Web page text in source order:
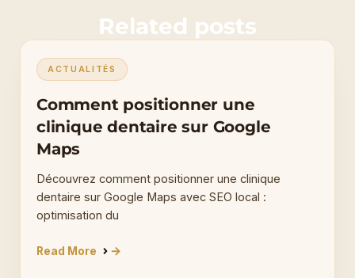
Related posts
ACTUALITÉS
Comment positionner une
clinique dentaire sur Google
Maps
Découvrez comment positionner une clinique
dentaire sur Google Maps avec SEO local :
optimisation du
Read More